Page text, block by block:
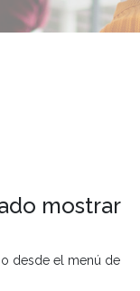
mostrar
desde el menú de